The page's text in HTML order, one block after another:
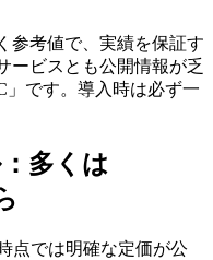
参考値で、実績を保証す
ービスとも公開情報が乏
」です。導入時は必ず一
多くは
点では明確な定価が公